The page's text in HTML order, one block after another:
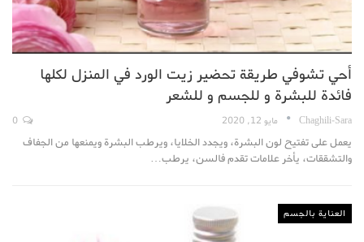
أحي تشوفي طريقة تحضير زيت الورد في المنزل لكلها
فائدة للبشرة و للجسم و للشعر
Chaghili-Sara مايو 12, 2020
يعمل على تفتيح لون البشرة، ويجدد الخلايا، ويرطب البشرة ويمنعها من الجفاف
والتشققات، يأخر علامات تقدم فالسن، يرطب…
العناية بالجسم